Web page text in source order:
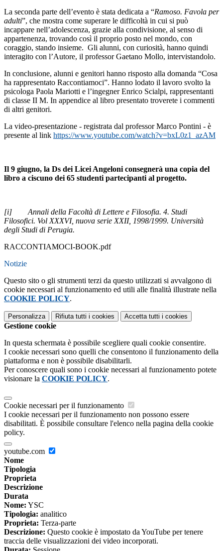
La seconda parte dell’evento è stata dedicata a “Ramoso. Favola per
adulti”, che mostra come superare le difficoltà in cui si può
incappare nell’adolescenza, grazie alla condivisione, al senso di
appartenenza, trovando così il proprio posto nel mondo, con
coraggio, stando insieme. Gli alunni, con curiosità, hanno quindi
interagito con l’Autore, il professor Gaetano Mollo, intervistandolo.
In conclusione, alunni e genitori hanno risposto alla domanda “Cosa
ha rappresentato Raccontiamoci”. Hanno lodato il lavoro svolto la
psicologa Paola Mariotti e l’ingegner Enrico Scialpi, rappresentanti
di classe II M. In appendice al libro presentato troverete i commenti
di altri genitori.
La video-presentazione - registrata dal professor Marco Pontini - è
presente al link https://www.youtube.com/watch?v=bxL0z1_azAM
Il 9 giugno, la Ds dei Licei Angeloni consegnerà una copia del
libro a ciscuno dei 65 studenti partecipanti al progetto.
[i] Annali della Facoltà di Lettere e Filosofia. 4. Studi
Filosofici. Vol XXXVI, nuova serie XXII, 1998/1999. Università
degli Studi di Perugia.
RACCONTIAMOCI-BOOK.pdf
Notizie
Questo sito o gli strumenti terzi da questo utilizzati si avvalgono di
cookie necessari al funzionamento ed utili alle finalità illustrate nella
COOKIE POLICY.
Personalizza Rifiuta tutti i cookies Accetta tutti i cookies
Gestione cookie
In questa schermata è possibile scegliere quali cookie consentire.
I cookie necessari sono quelli che consentono il funzionamento della
piattaforma e non è possibile disabilitarli.
Per conoscere quali sono i cookie necessari al funzionamento potete
visionare la COOKIE POLICY.
Cookie necessari per il funzionamento
I cookie necessari per il funzionamento non possono essere
disabilitati. È possibile consultare l'elenco nella pagina della cookie
policy.
youtube.com
Nome
Tipologia
Proprieta
Descrizione
Durata
Nome: YSC
Tipologia: analitico
Proprieta: Terza-parte
Descrizione: Questo cookie è impostato da YouTube per tenere
traccia delle visualizzazioni dei video incorporati.